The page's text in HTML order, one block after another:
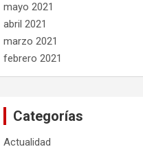
mayo 2021
abril 2021
marzo 2021
febrero 2021
Categorías
Actualidad